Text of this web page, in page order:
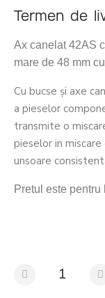
Termen de
Ax canelat 42AS
mare de 48 mm
Cu bucse și axe
a pieselor
transmite o
pieselor in
unsoare
Pretul este pentru